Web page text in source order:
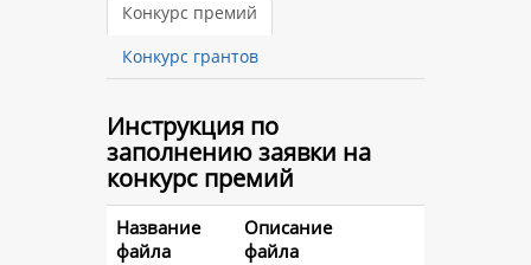
Конкурс премий
Конкурс грантов
Инструкция по
заполнению заявки на
конкурс премий
Название
файла
Описание
файла